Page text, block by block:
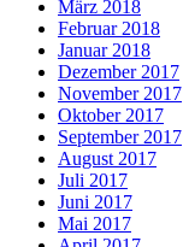
März 2018
Februar 2018
Januar 2018
Dezember 2017
November 2017
Oktober 2017
September 2017
August 2017
Juli 2017
Juni 2017
Mai 2017